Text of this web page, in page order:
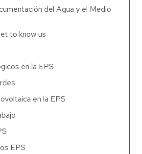
del Agua y el Medio
to know us
en la EPS
en la EPS
EPS